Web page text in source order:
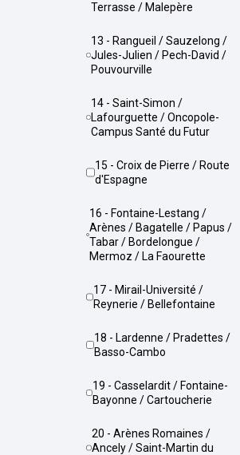
Terrasse / Malepère
13 - Rangueil / Sauzelong /
Jules-Julien / Pech-David /
Pouvourville
14 - Saint-Simon /
Lafourguette / Oncopole-
Campus Santé du Futur
15 - Croix de Pierre / Route
d'Espagne
16 - Fontaine-Lestang /
Arènes / Bagatelle / Papus /
Tabar / Bordelongue /
Mermoz / La Faourette
17 - Mirail-Université /
Reynerie / Bellefontaine
18 - Lardenne / Pradettes /
Basso-Cambo
19 - Casselardit / Fontaine-
Bayonne / Cartoucherie
20 - Arènes Romaines /
Ancely / Saint-Martin du